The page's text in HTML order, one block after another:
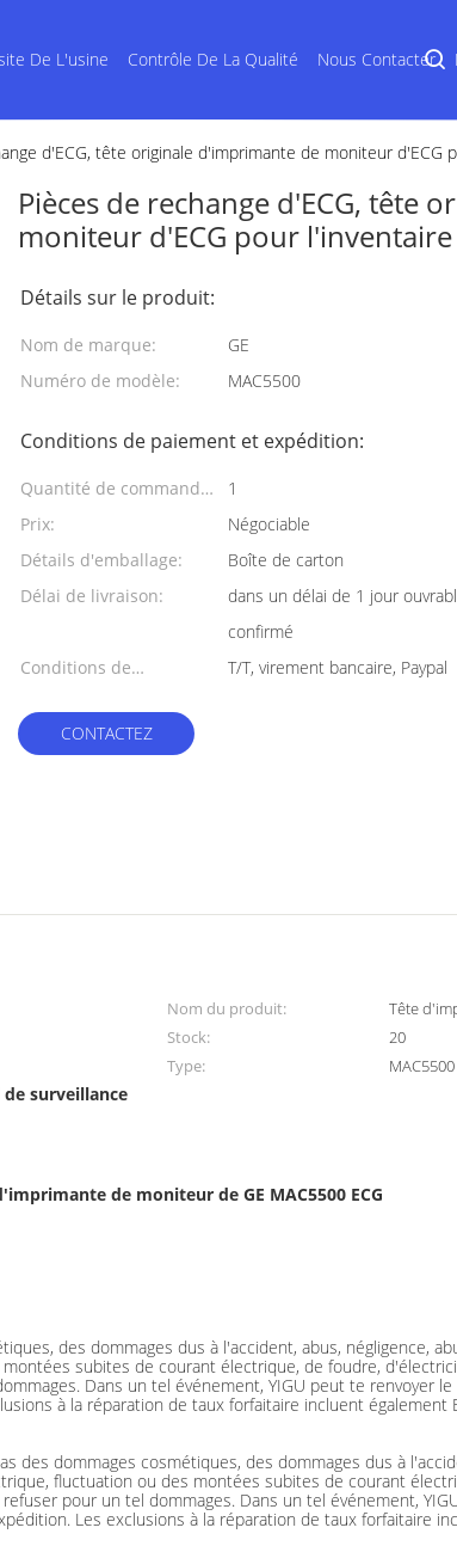
De L'usine Contrôle De La Qualité Nous Contacter
d'ECG, tête originale d'imprimante de moniteur d'ECG
Pièces de rechange d'ECG, tête
moniteur d'ECG pour
Détails sur le produit:
Nom de marque:
GE
Numéro de modèle:
MAC5500
Conditions de paiement et expédition:
Quantité de commande
min:
1
Prix:
Négociable
Détails d'emballage:
Boîte de carton
Délai de livraison:
dans un délai de 1 jour
confirmé
Conditions de
T/T, virement bancaire, Paypal
CONTACTEZ
Nom du produit:
Tête
Stock:
20
Type:
MAC5500
surveillance
de moniteur de GE MAC5500 ECG
des dommages dus à l'accident, abus, négligence,
subites de courant électrique, de foudre,
Dans un tel événement, YIGU peut te renvoyer
à la réparation de taux forfaitaire incluent
des dommages cosmétiques, des dommages dus à
fluctuation ou des montées subites de courant
pour un tel dommages. Dans un tel événement,
Les exclusions à la réparation de taux forfaitaire